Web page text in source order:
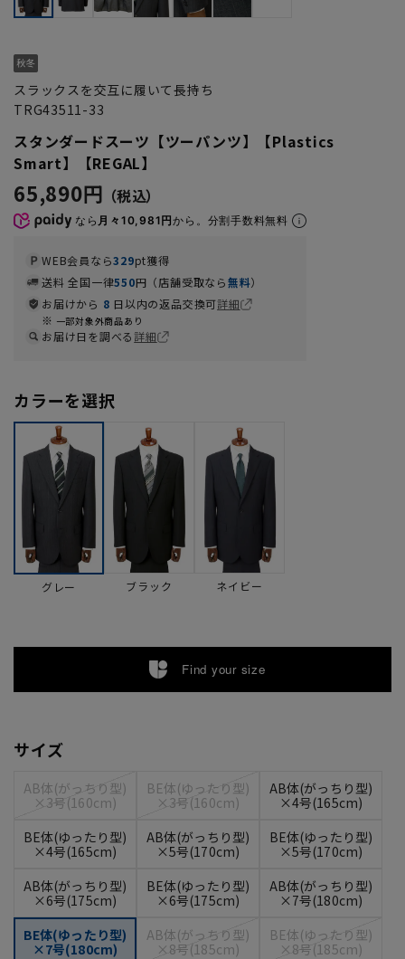
スラックスを交互に履いて長持ち
TRG43511-33
スタンダードスーツ【ツーパンツ】【Plastics
Smart】【REGAL】
65,890円
なら 月々10,981円から。分割手数料無料
WEB会員なら329pt獲得
送料 全国一律550円（店舗受取なら無料）
お届けから 8 日以内の返品交換可詳細
一部対象外商品あり
お届け日を調べる詳細
カラーを選択
グレー ブラック ネイビー
Find your size
サイズ
AB体(がっちり型)
×3号(160cm)
BE体(ゆったり型)
×3号(160cm)
AB体(がっちり型)
×4号(165cm)
BE体(ゆったり型)
×4号(165cm)
AB体(がっちり型)
×5号(170cm)
BE体(ゆったり型)
×5号(170cm)
AB体(がっちり型)
×6号(175cm)
BE体(ゆったり型)
×6号(175cm)
AB体(がっちり型)
×7号(180cm)
BE体(ゆったり型)
×7号(180cm)
AB体(がっちり型)
×8号(185cm)
BE体(ゆったり型)
×8号(185cm)